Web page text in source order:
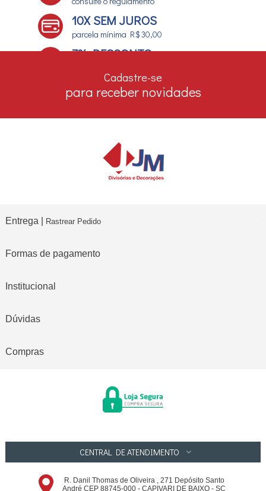
10X SEM JUROS
parcela mínima R$ 30,00
7% DESCONTO
Cadastre-se
para receber novidades
Entrega | Rastrear Pedido
Formas de pagamento
Institucional
Dúvidas
Compras
CENTRAL DE ATENDIMENTO
R. Danil Thomas de Oliveira , 271 Depósito Santo
André CEP 88745-000 - CAPIVARI DE BAIXO - SC